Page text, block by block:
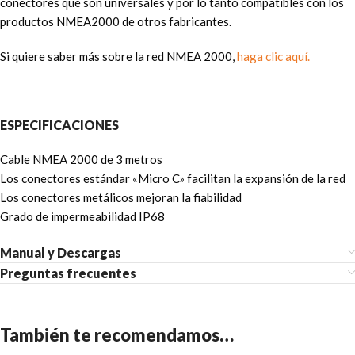
productos NMEA2000 de otros fabricantes.
Si quiere saber más sobre la red NMEA 2000, haga clic aquí.
ESPECIFICACIONES
Cable NMEA 2000 de 3 metros
Los conectores estándar «Micro C» facilitan la expansión de la red
Los conectores metálicos mejoran la fiabilidad
Grado de impermeabilidad IP68
Manual y Descargas
Preguntas frecuentes
También te recomendamos…